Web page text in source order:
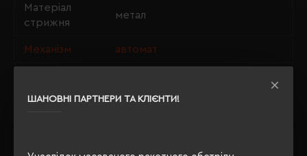
ШАНОВНІ ПАРТНЕРИ ТА КЛІЄНТИ!
Матеріал
стрижня
метал
Механізм автомат